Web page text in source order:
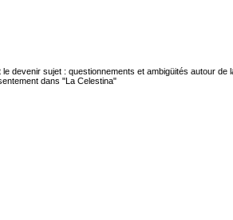
le devenir sujet : questionnements et ambigüités autour de
dans "La Celestina"